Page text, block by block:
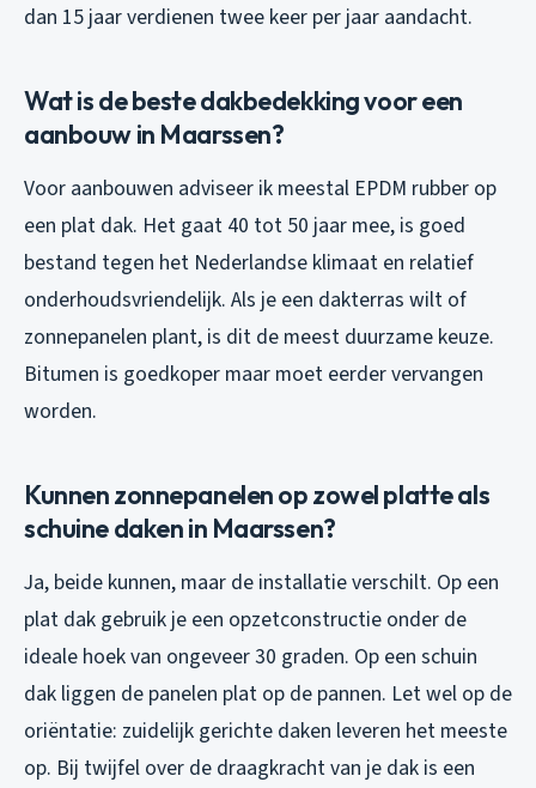
dan 15 jaar verdienen twee keer per jaar aandacht.
Wat is de beste dakbedekking voor een
aanbouw in Maarssen?
Voor aanbouwen adviseer ik meestal EPDM rubber op
een plat dak. Het gaat 40 tot 50 jaar mee, is goed
bestand tegen het Nederlandse klimaat en relatief
onderhoudsvriendelijk. Als je een dakterras wilt of
zonnepanelen plant, is dit de meest duurzame keuze.
Bitumen is goedkoper maar moet eerder vervangen
worden.
Kunnen zonnepanelen op zowel platte als
schuine daken in Maarssen?
Ja, beide kunnen, maar de installatie verschilt. Op een
plat dak gebruik je een opzetconstructie onder de
ideale hoek van ongeveer 30 graden. Op een schuin
dak liggen de panelen plat op de pannen. Let wel op de
oriëntatie: zuidelijk gerichte daken leveren het meeste
op. Bij twijfel over de draagkracht van je dak is een